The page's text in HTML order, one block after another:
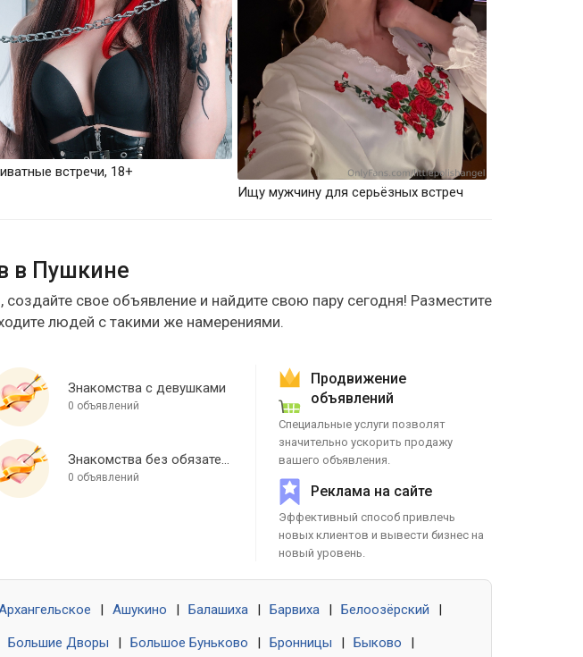
встречи, 18+
Ищу мужчину для серьёзных встреч
в Пушкине
свое объявление и найдите свою пару сегодня! Разместите
людей с такими же намерениями.
Знакомства с девушками
0 объявлений
Знакомства без обязательств
0 объявлений
Продвижение
объявлений
Специальные услуги позволят
значительно ускорить продажу
вашего объявления.
Реклама на сайте
Эффективный способ привлечь
новых клиентов и вывести бизнес на
новый уровень.
Ашукино Балашиха Барвиха Белоозёрский
Большие Дворы Большое Буньково Бронницы Быково